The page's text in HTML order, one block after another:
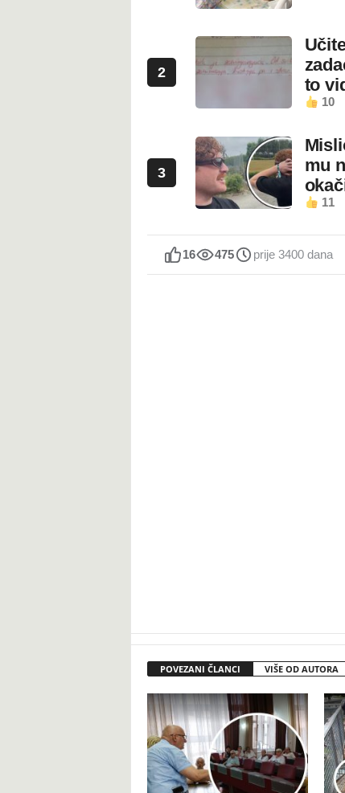
2
to
10
3
mu
11
16 475 prije 3400 dana
POVEZANI ČLANCI VIŠE OD AUTORA